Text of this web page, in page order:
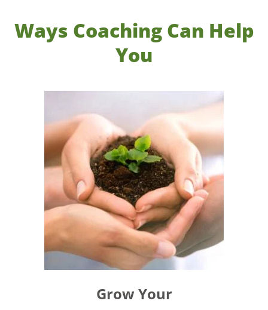
Ways Coaching Can Help
You
Grow Your